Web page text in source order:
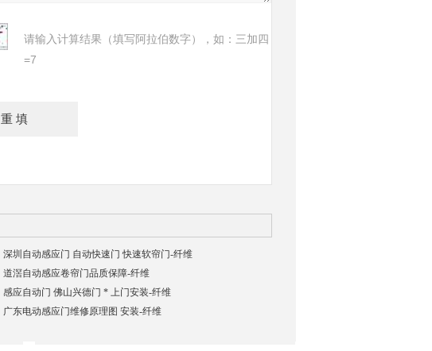
请输入计算结果（填写阿拉伯数字），如：三加四
=7
深圳自动感应门 自动快速门 快速软帘门-纤维
道滘自动感应卷帘门品质保障-纤维
感应自动门 佛山兴德门 * 上门安装-纤维
广东电动感应门维修原理图 安装-纤维